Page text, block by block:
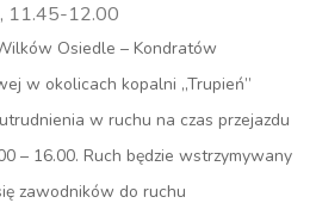
11.45-12.00
Osiedle – Kondratów
w okolicach kopalni „Trupień”
w ruchu na czas przejazdu
– 16.00. Ruch będzie wstrzymywany
zawodników do ruchu